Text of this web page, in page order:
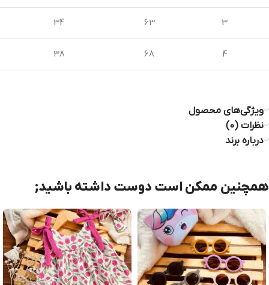
3
63
34
4
68
38
ویژگی‌های محصول
نظرات (0)
درباره برند
همچنین ممکن است دوست داشته باشید;